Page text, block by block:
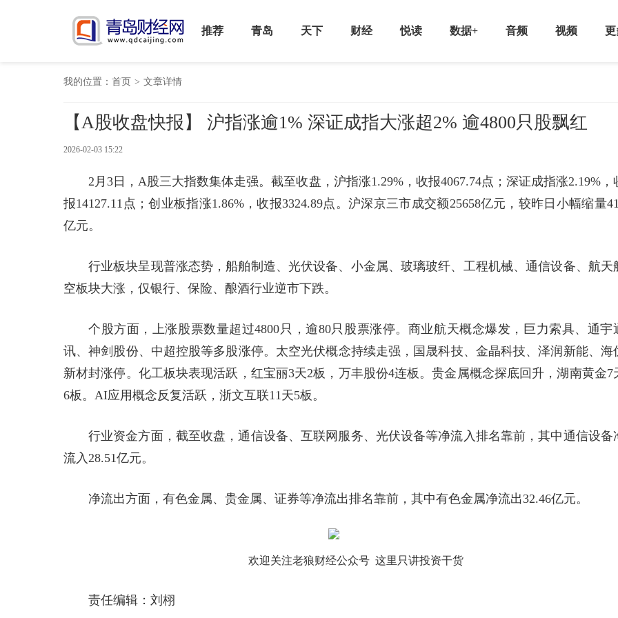
推荐 青岛 天下 财经 悦读 数据+ 音频 视频 更
我的位置： 首页 > 文章详情
【A股收盘快报】 沪指涨逾1% 深证成指大涨超2% 逾4800只股飘红
2026-02-03 15:22
2月3日，A股三大指数集体走强。截至收盘，沪指涨1.29%，收报4067.74点；深证成指涨2.19%，
报14127.11点；创业板指涨1.86%，收报3324.89点。沪深京三市成交额25658亿元，较昨日小幅缩量
亿元。
行业板块呈现普涨态势，船舶制造、光伏设备、小金属、玻璃玻纤、工程机械、通信设备、航天
空板块大涨，仅银行、保险、酿酒行业逆市下跌。
个股方面，上涨股票数量超过4800只，逾80只股票涨停。商业航天概念爆发，巨力索具、通宇
讯、神剑股份、中超控股等多股涨停。太空光伏概念持续走强，国晟科技、金晶科技、泽润新能、海
新材封涨停。化工板块表现活跃，红宝丽3天2板，万丰股份4连板。贵金属概念探底回升，湖南黄金7
6板。AI应用概念反复活跃，浙文互联11天5板。
行业资金方面，截至收盘，通信设备、互联网服务、光伏设备等净流入排名靠前，其中通信设备
流入28.51亿元。
净流出方面，有色金属、贵金属、证券等净流出排名靠前，其中有色金属净流出32.46亿元。
欢迎关注老狼财经公众号 这里只讲投资干货
责任编辑：刘栩